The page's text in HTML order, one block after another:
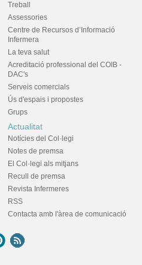
Treball
Assessories
Centre de Recursos d’Informació
Infermera
La teva salut
Acreditació professional del COIB -
DAC's
Serveis comercials
Ús d'espais i propostes
Grups
Actualitat
Notícies del Col·legi
Notes de premsa
El Col·legi als mitjans
Recull de premsa
Revista Infermeres
RSS
Contacta amb l'àrea de comunicació